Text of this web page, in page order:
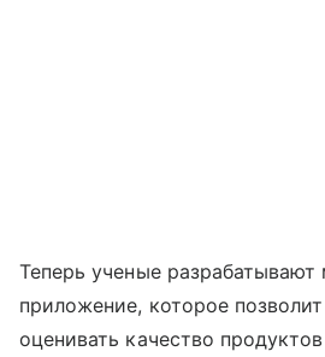
Теперь ученые разрабатывают
приложение, которое
оценивать качество